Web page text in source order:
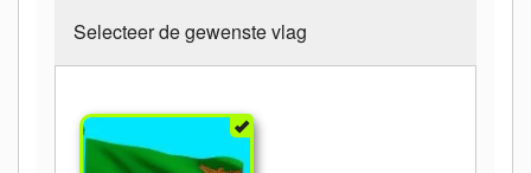
Selecteer de gewenste vlag